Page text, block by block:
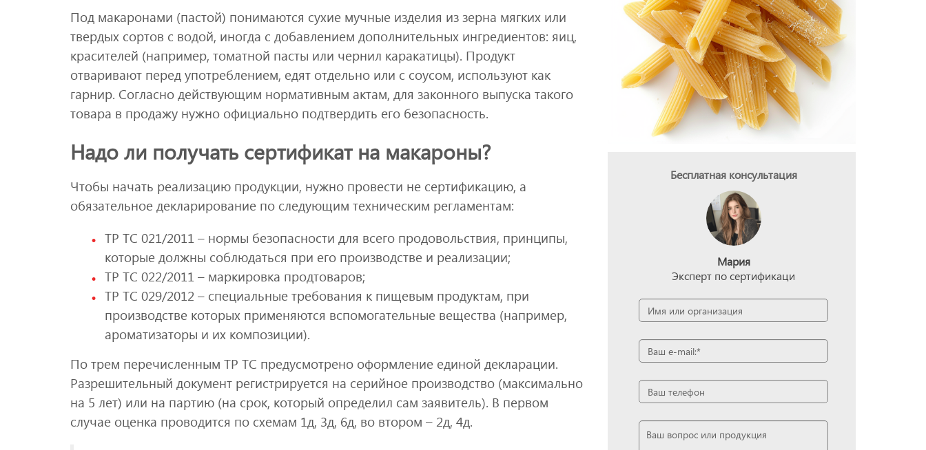
Под макаронами (пастой) понимаются сухие мучные изделия из зерна мягких или
твердых сортов с водой, иногда с добавлением дополнительных ингредиентов: яиц,
красителей (например, томатной пасты или чернил каракатицы). Продукт
отваривают перед употреблением, едят отдельно или с соусом, используют как
гарнир. Согласно действующим нормативным актам, для законного выпуска такого
товара в продажу нужно официально подтвердить его безопасность.
Надо ли получать сертификат на макароны?
Чтобы начать реализацию продукции, нужно провести не сертификацию, а
обязательное декларирование по следующим техническим регламентам:
ТР ТС 021/2011 – нормы безопасности для всего продовольствия, принципы,
которые должны соблюдаться при его производстве и реализации;
ТР ТС 022/2011 – маркировка продтоваров;
ТР ТС 029/2012 – специальные требования к пищевым продуктам, при
производстве которых применяются вспомогательные вещества (например,
ароматизаторы и их композиции).
По трем перечисленным ТР ТС предусмотрено оформление единой декларации.
Разрешительный документ регистрируется на серийное производство (максимально
на 5 лет) или на партию (на срок, который определил сам заявитель). В первом
случае оценка проводится по схемам 1д, 3д, 6д, во втором – 2д, 4д.
Бесплатная консультация
Мария
Эксперт по сертификаци